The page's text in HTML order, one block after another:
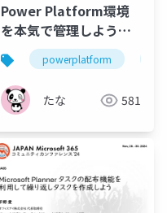
Power Platform環境
を本気で管理しようと
思ったら聞くと面白い
かもしれない座談会 ～
パンダと愉快な仲間た
ち～
powerplatform
たな 581